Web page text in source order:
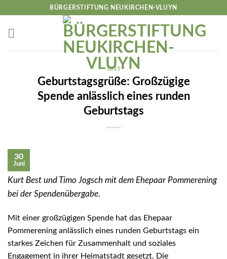
content
BÜRGERSTIFTUNG NEUKIRCHEN-VLUYN
2025
Geburtstagsgrüße: Großzügige
Spende anlässlich eines runden
Geburtstags
30
Juni
Kurt Best und Timo Jogsch mit dem Ehepaar Pommerening
bei der Spendenübergabe.
Mit einer großzügigen Spende hat das Ehepaar
Pommerening anlässlich eines runden Geburtstags ein
starkes Zeichen für Zusammenhalt und soziales
Engagement in ihrer Heimatstadt gesetzt. Die